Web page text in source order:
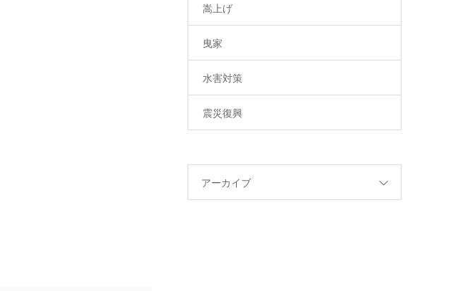
嵩上げ
曳家
水害対策
震災復興
アーカイブ